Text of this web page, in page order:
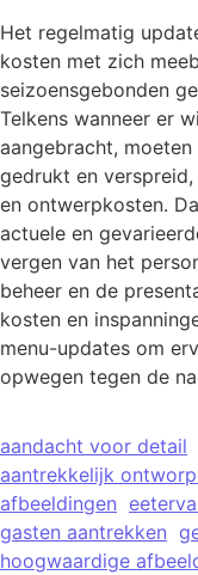
Het regelmatig
kosten met zich
seizoensgebonden
Telkens wanneer er
aangebracht,
gedrukt en
en ontwerpkosten.
actuele en
vergen van het
beheer en de
kosten en
menu-updates om
opwegen tegen de
aandacht voor detail
aantrekkelijk
afbeeldingen
gasten aantrekken
hoogwaardige